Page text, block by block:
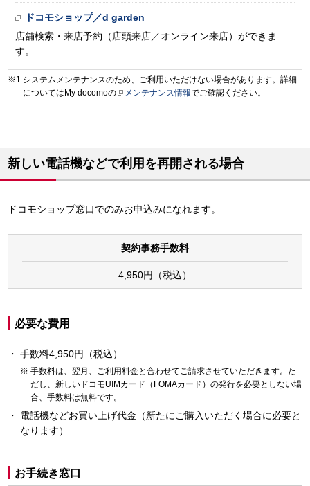
ドコモショップ／d garden
店舗検索・来店予約（店頭来店／オンライン来店）ができま
す。
システムメンテナンスのため、ご利用いただけない場合があります。詳細
についてはMy docomoの
メンテナンス情報でご確認ください。
新しい電話機などで利用を再開される場合
契約事務手数料
4,950円（税込）
ドコモショップ窓口でのみお申込みになれます。
必要な費用
手数料4,950円（税込）
手数料は、翌月、ご利用料金と合わせてご請求させていただきます。た
だし、新しいドコモUIMカード（FOMAカード）の発行を必要としない場
合、手数料は無料です。
電話機などお買い上げ代金（新たにご購入いただく場合に必要と
なります）
お手続き窓口